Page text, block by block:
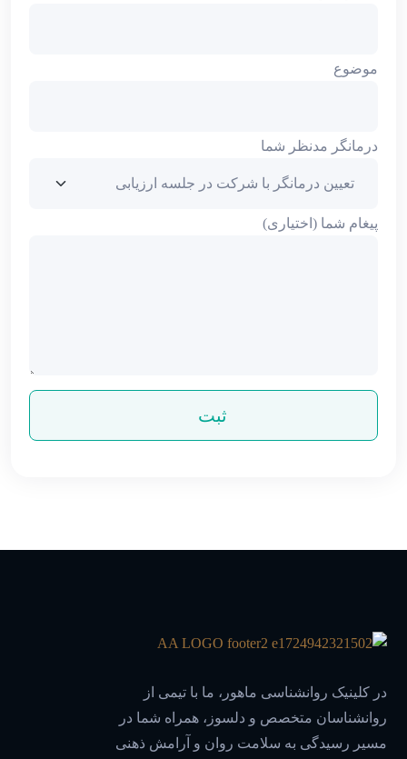
موضوع
درمانگر مدنظر شما
پیغام شما (اختیاری)
در کلینیک روانشناسی ماهور، ما با تیمی از
روانشناسان متخصص و دلسوز، همراه شما در
مسیر رسیدگی به سلامت روان و آرامش ذهنی